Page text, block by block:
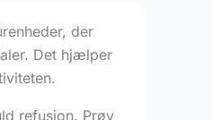
der
Det hjælper
refusion. Prøv